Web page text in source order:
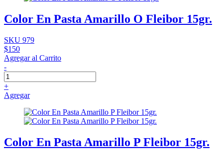
Color En Pasta Amarillo O Fleibor 15gr.
SKU 979
$150
Agregar al Carrito
-
+
Agregar
Color En Pasta Amarillo P Fleibor 15gr.